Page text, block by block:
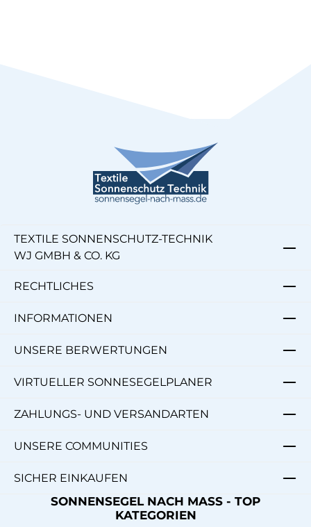
TEXTILE SONNENSCHUTZ-TECHNIK
WJ GMBH & CO. KG
RECHTLICHES
INFORMATIONEN
UNSERE BERWERTUNGEN
VIRTUELLER SONNESEGELPLANER
ZAHLUNGS- UND VERSANDARTEN
UNSERE COMMUNITIES
SICHER EINKAUFEN
SONNENSEGEL NACH MASS - TOP
KATEGORIEN